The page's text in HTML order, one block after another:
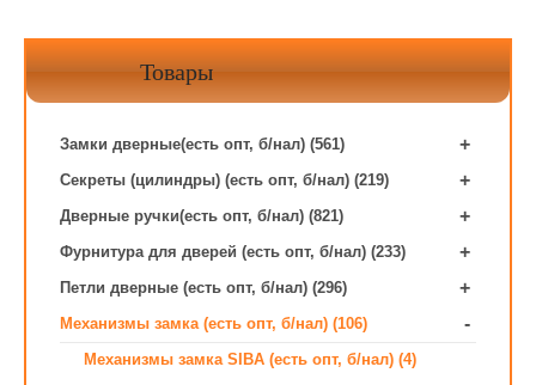
Товары
Замки дверные(есть опт, б/нал) (561) +
Секреты (цилиндры) (есть опт, б/нал) (219) +
Дверные ручки(есть опт, б/нал) (821) +
Фурнитура для дверей (есть опт, б/нал) (233) +
Петли дверные (есть опт, б/нал) (296) +
Механизмы замка (есть опт, б/нал) (106) -
Механизмы замка SIBA (есть опт, б/нал) (4)